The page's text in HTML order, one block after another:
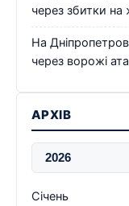
через збитки на
На
через ворожі
АРХІВ
Січень